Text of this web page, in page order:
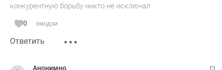
конкурентную борьбу никто не исключал
0 эмодзи
Ответить
Анонимно